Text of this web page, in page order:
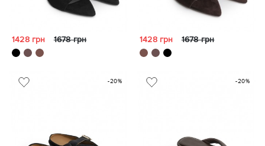
1428 грн 1678 грн 1428 грн 1678 грн
-20% -20%